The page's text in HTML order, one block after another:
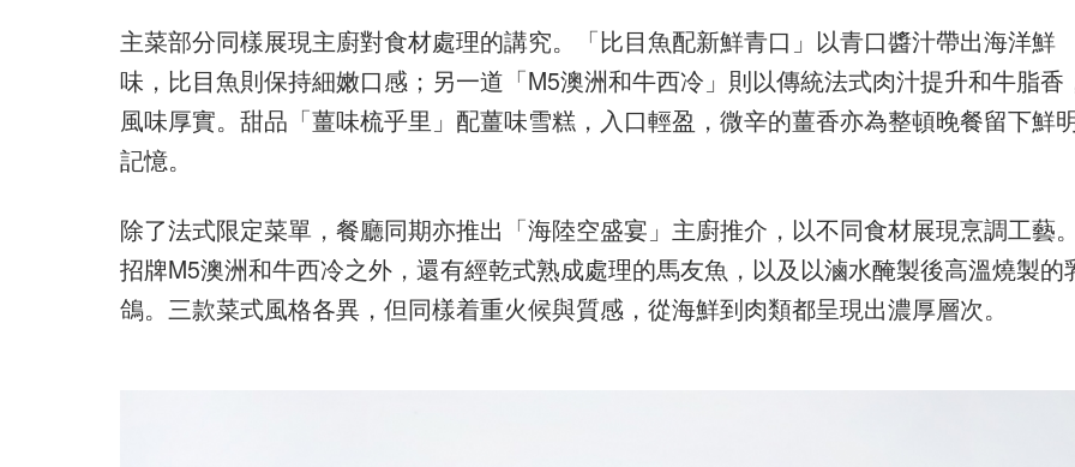
主菜部分同樣展現主廚對食材處理的講究。「比目魚配新鮮青口」以青口醬汁帶出海洋鮮
味，比目魚則保持細嫩口感；另一道「M5澳洲和牛西冷」則以傳統法式肉汁提升和牛脂香
風味厚實。甜品「薑味梳乎里」配薑味雪糕，入口輕盈，微辛的薑香亦為整頓晚餐留下鮮
記憶。
除了法式限定菜單，餐廳同期亦推出「海陸空盛宴」主廚推介，以不同食材展現烹調工藝。
招牌M5澳洲和牛西冷之外，還有經乾式熟成處理的馬友魚，以及以滷水醃製後高溫燒製的
鴿。三款菜式風格各異，但同樣着重火候與質感，從海鮮到肉類都呈現出濃厚層次。